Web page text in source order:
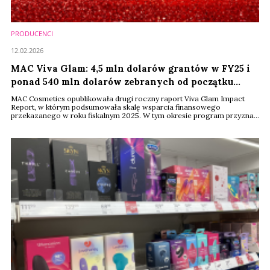
PRODUCENCI
MAC Viva Glam: 4,5 mln dolarów grantów w FY25 i
ponad 540 mln dolarów zebranych od początku
programu
MAC Cosmetics opublikowała drugi roczny raport Viva Glam Impact
Report, w którym podsumowała skalę wsparcia finansowego
przekazanego w roku fiskalnym 2025. W tym okresie program przyznał
płciowej na całym świecie. Raport pokazuje rosnącą rolę inicjatyw
społecznych finansowanych ...
12.02.2026